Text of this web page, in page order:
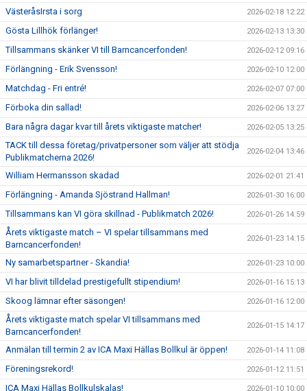
VästeråsIrsta i sorg 2026-02-18 12:22
Gösta Lillhök förlänger! 2026-02-13 13:30
Tillsammans skänker VI till Barncancerfonden! 2026-02-12 09:16
Förlängning - Erik Svensson! 2026-02-10 12:00
Matchdag - Fri entré! 2026-02-07 07:00
Förboka din sallad! 2026-02-06 13:27
Bara några dagar kvar till årets viktigaste matcher! 2026-02-05 13:25
TACK till dessa företag/privatpersoner som väljer att stödja
Publikmatcherna 2026!
2026-02-04 13:46
William Hermansson skadad 2026-02-01 21:41
Förlängning - Amanda Sjöstrand Hallman! 2026-01-30 16:00
Tillsammans kan VI göra skillnad - Publikmatch 2026! 2026-01-26 14:59
Årets viktigaste match – VI spelar tillsammans med
Barncancerfonden!
2026-01-23 14:15
Ny samarbetspartner - Skandia! 2026-01-23 10:00
VI har blivit tilldelad prestigefullt stipendium! 2026-01-16 15:13
Skoog lämnar efter säsongen! 2026-01-16 12:00
Årets viktigaste match spelar VI tillsammans med
Barncancerfonden!
2026-01-15 14:17
Anmälan till termin 2 av ICA Maxi Hällas Bollkul är öppen! 2026-01-14 11:08
Föreningsrekord! 2026-01-12 11:51
ICA Maxi Hällas Bollkulskalas! 2026-01-10 10:00